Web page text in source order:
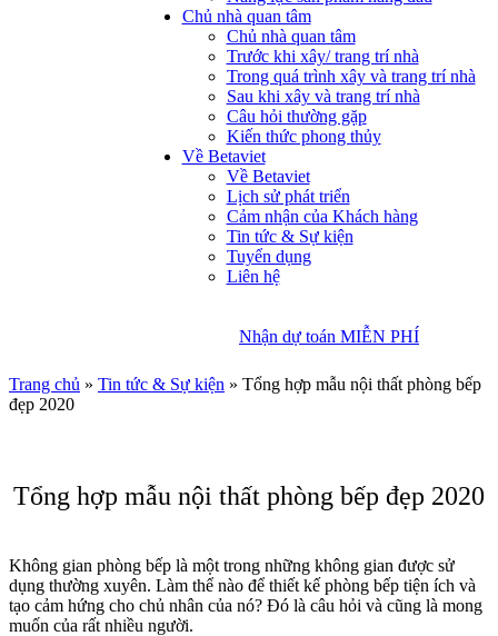
Chủ nhà quan tâm
Chủ nhà quan tâm
Trước khi xây/ trang trí nhà
Trong quá trình xây và trang trí nhà
Sau khi xây và trang trí nhà
Câu hỏi thường gặp
Kiến thức phong thủy
Về Betaviet
Về Betaviet
Lịch sử phát triển
Cảm nhận của Khách hàng
Tin tức & Sự kiện
Tuyển dụng
Liên hệ
Nhận dự toán MIỄN PHÍ
Trang chủ » Tin tức & Sự kiện » Tổng hợp mẫu nội thất phòng bếp
đẹp 2020
Tổng hợp mẫu nội thất phòng bếp đẹp 2020
Không gian phòng bếp là một trong những không gian được sử
dụng thường xuyên. Làm thể nào để thiết kế phòng bếp tiện ích và
tạo cảm hứng cho chủ nhân của nó? Đó là câu hỏi và cũng là mong
muốn của rất nhiều người.